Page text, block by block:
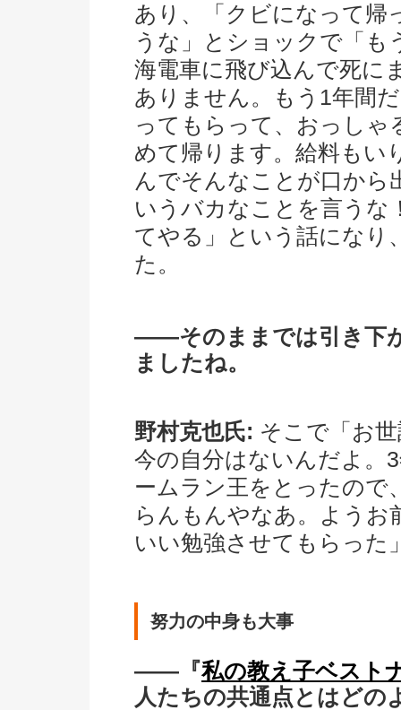
あり、「クビになって帰
うな」とショックで「も
海電車に飛び込んで死に
ありません。もう1年間
ってもらって、おっしゃ
めて帰ります。給料もい
んでそんなことが口から
いうバカなことを言うな
てやる」という話になり
た。
――そのままでは引き下
ましたね。
野村克也氏: そこで「お
今の自分はないんだよ。
ームラン王をとったので
らんもんやなあ。ようお
いい勉強させてもらった
努力の中身も大事
――『私の教え子ベスト
人たちの共通点とはどの